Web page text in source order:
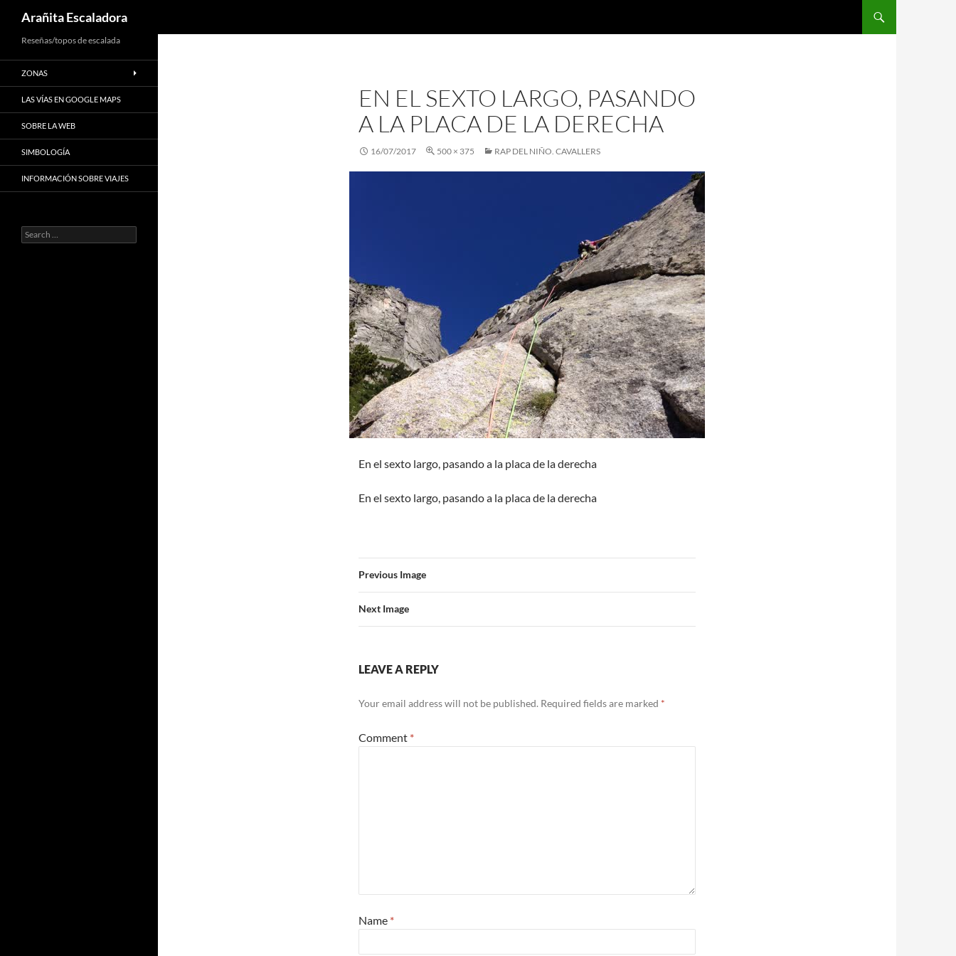
to
content
Arañita Escaladora
EN EL SEXTO LARGO, PASANDO
A LA PLACA DE LA DERECHA
16/07/2017 500 × 375 RAP DEL NIÑO. CAVALLERS
En el sexto largo, pasando a la placa de la derecha
En el sexto largo, pasando a la placa de la derecha
Previous Image
Next Image
LEAVE A REPLY
Your email address will not be published. Required fields are marked *
Comment *
Name *
Reseñas/topos de escalada
ZONAS
LAS VÍAS EN GOOGLE MAPS
SOBRE LA WEB
SIMBOLOGÍA
INFORMACIÓN SOBRE VIAJES
Search
for: